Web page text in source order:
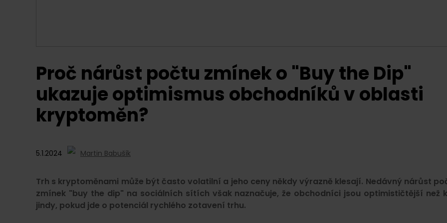
Proč nárůst počtu zmínek o "Buy the Dip"
ukazuje optimismus obchodníků v oblasti
kryptoměn?
5.1.2024 Martin Babušík
Trh s kryptoměnami může být často volatilní a jeho ceny někdy výrazně klesají. Nedávný nárůst
zmínek "buy the dip" na sociálních sítích však naznačuje, že obchodníci jsou optimističtější než
jindy, pokud jde o potenciál rychlého zotavení trhu.